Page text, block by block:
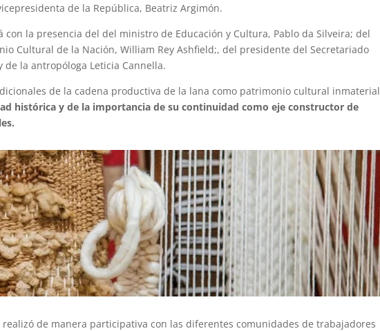
de la República, Beatriz Argimón.
con la presencia del del ministro de Educación y Cultura, Pablo da Silveira; del
Cultural de la Nación, William Rey Ashfield;, del presidente del Secretariado
de la antropóloga Leticia Cannella.
de la cadena productiva de la lana como patrimonio cultural inmaterial
histórica y de la importancia de su continuidad como eje constructor de
de manera participativa con las diferentes comunidades de trabajadores